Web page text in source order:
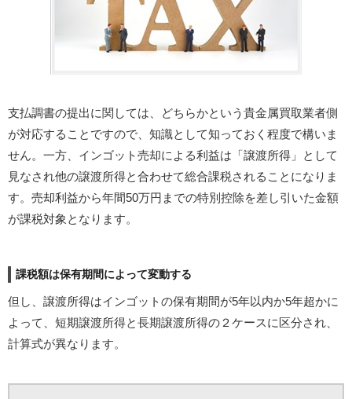
支払調書の提出に関しては、どちらかという貴金属買取業者側
が対応することですので、知識として知っておく程度で構いま
せん。一方、インゴット売却による利益は「譲渡所得」として
見なされ他の譲渡所得と合わせて総合課税されることになりま
す。売却利益から年間50万円までの特別控除を差し引いた金額
が課税対象となります。
課税額は保有期間によって変動する
但し、譲渡所得はインゴットの保有期間が5年以内か5年超かに
よって、短期譲渡所得と長期譲渡所得の２ケースに区分され、
計算式が異なります。